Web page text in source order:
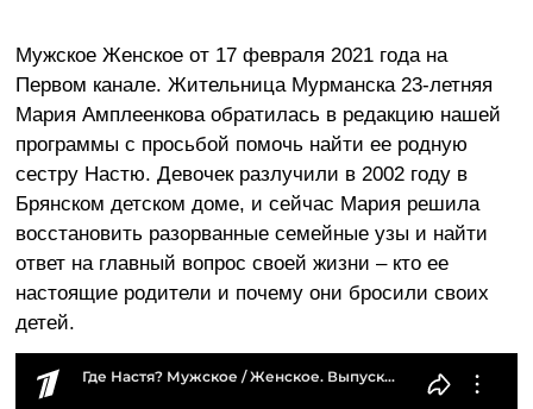
Мужское Женское от 17 февраля 2021 года на
Первом канале. Жительница Мурманска 23-летняя
Мария Амплеенкова обратилась в редакцию нашей
программы с просьбой помочь найти ее родную
сестру Настю. Девочек разлучили в 2002 году в
Брянском детском доме, и сейчас Мария решила
восстановить разорванные семейные узы и найти
ответ на главный вопрос своей жизни – кто ее
настоящие родители и почему они бросили своих
детей.